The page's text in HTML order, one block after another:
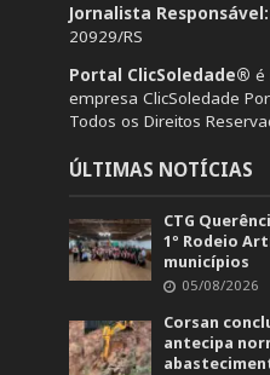
Jornalista Responsável:
20929/RS
Portal ClicSoledade® é
empresa ClicSoledade
Todos os Direitos
ÚLTIMAS NOTÍCIAS
CTG
1º Rodeio
municípios
05/08/2026
Corsan
antecipa